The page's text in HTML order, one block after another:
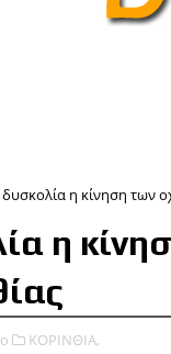
η κίνηση των
η
ΚΟΡΙΝΘΙΑ,